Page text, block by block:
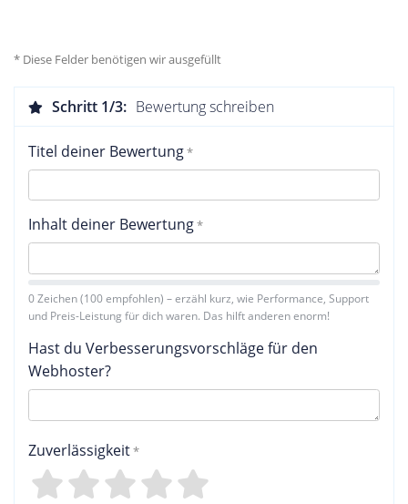
* Diese Felder benötigen wir ausgefüllt
Schritt 1/3: Bewertung schreiben
Titel deiner Bewertung
Inhalt deiner Bewertung
0 Zeichen (100 empfohlen) – erzähl kurz, wie Performance, Support
und Preis-Leistung für dich waren. Das hilft anderen enorm!
Hast du Verbesserungsvorschläge für den
Webhoster?
Zuverlässigkeit
1
2
3
4